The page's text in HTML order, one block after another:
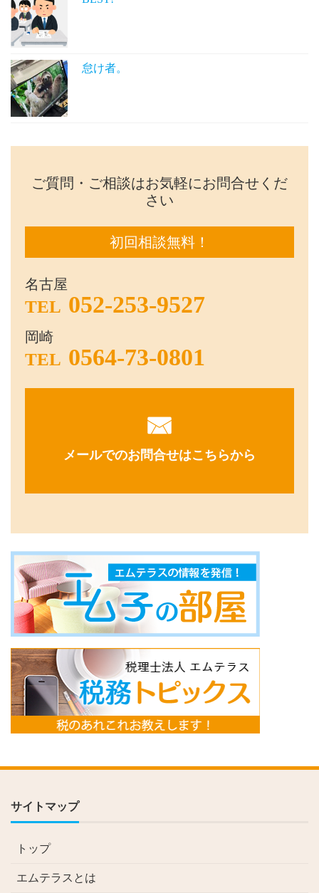
怠け者。
ご質問・ご相談はお気軽にお問合せくだ
さい
初回相談無料！
名古屋
TEL 052-253-9527
岡崎
TEL 0564-73-0801
メールでのお問合せはこちらから
サイトマップ
トップ
エムテラスとは